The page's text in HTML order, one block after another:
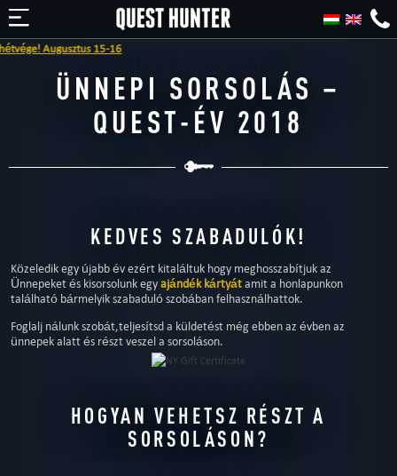
Augusztus 15-16
ÜNNEPI SORSOLÁS –
QUEST-ÉV 2018
KEDVES SZABADULÓK!
Közeledik egy újabb év ezért kitaláltuk hogy meghosszabítjuk az
Ünnepeket és kisorsolunk egyajándék kártyátamit a honlapunkon
található bármelyik szabaduló szobában felhasználhattok.
Foglalj nálunk szobát,teljesítsd a küldetést még ebben az évben az
ünnepek alatt és részt veszel a sorsoláson.
HOGYAN VEHETSZ RÉSZT A
SORSOLÁSON?